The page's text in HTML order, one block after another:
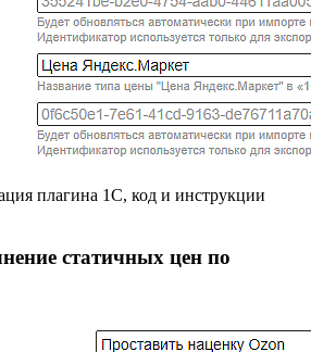
плагина 1С, код и инструкции
статичных цен по